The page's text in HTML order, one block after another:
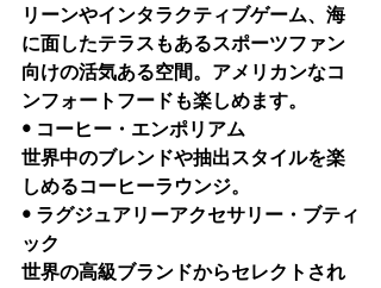
リーンやインタラクティブゲーム、海
に面したテラスもあるスポーツファン
向けの活気ある空間。アメリカンなコ
ンフォートフードも楽しめます。
• コーヒー・エンポリアム
世界中のブレンドや抽出スタイルを楽
しめるコーヒーラウンジ。
• ラグジュアリーアクセサリー・ブティ
ック
世界の高級ブランドからセレクトされ